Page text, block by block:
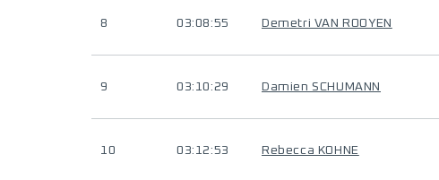
8 03:08:55 Demetri VAN ROOYEN
9 03:10:29 Damien SCHUMANN
10 03:12:53 Rebecca KOHNE